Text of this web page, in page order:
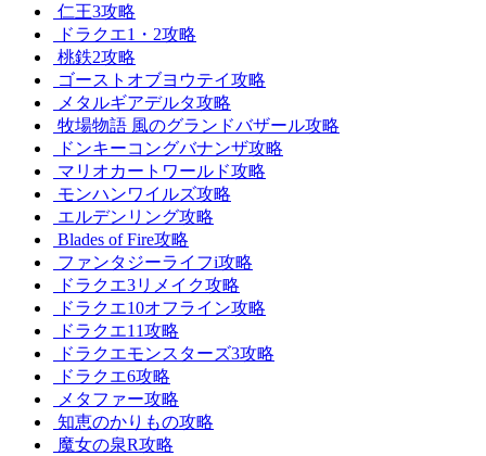
仁王3攻略
ドラクエ1・2攻略
桃鉄2攻略
ゴーストオブヨウテイ攻略
メタルギアデルタ攻略
牧場物語 風のグランドバザール攻略
ドンキーコングバナンザ攻略
マリオカートワールド攻略
モンハンワイルズ攻略
エルデンリング攻略
Blades of Fire攻略
ファンタジーライフi攻略
ドラクエ3リメイク攻略
ドラクエ10オフライン攻略
ドラクエ11攻略
ドラクエモンスターズ3攻略
ドラクエ6攻略
メタファー攻略
知恵のかりもの攻略
魔女の泉R攻略